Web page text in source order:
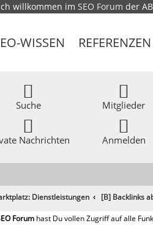
willkommen im SEO Forum der
WISSEN REFERENZEN
Suche
Nachrichten
Mitglieder
Anmelden
Dienstleistungen [B] Backlinks